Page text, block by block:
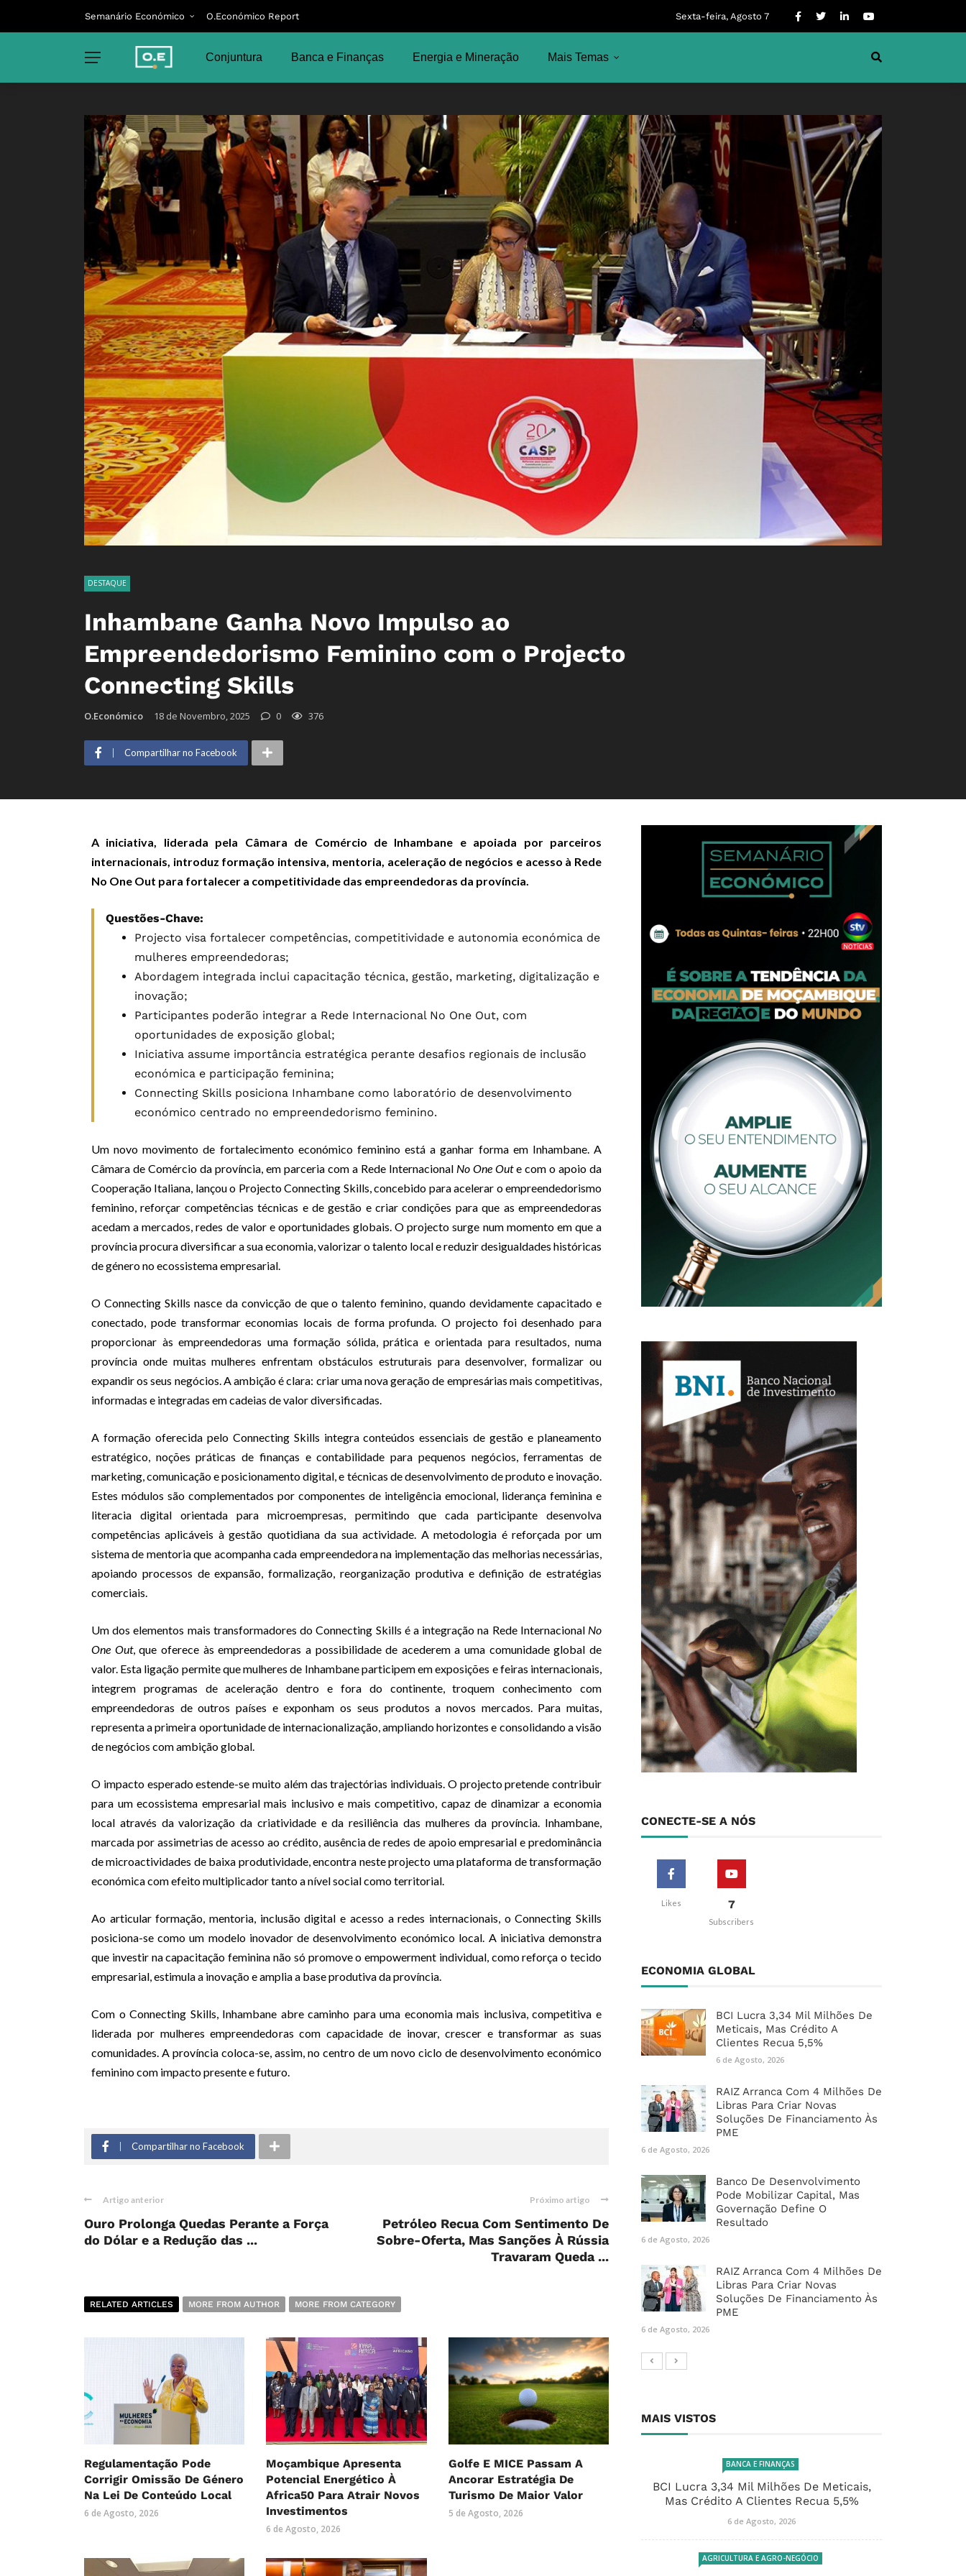
Semanário Económico O.Económico Report Sexta-feira, Agosto 7
Conjuntura Banca e Finanças Energia e Mineração Mais Temas
DESTAQUE
Inhambane Ganha Novo Impulso ao
Empreendedorismo Feminino com o Projecto
Connecting Skills
O.Económico 18 de Novembro, 2025 0 376
Compartilhar no Facebook
A iniciativa, liderada pela Câmara de Comércio de Inhambane e apoiada por parceiros
internacionais, introduz formação intensiva, mentoria, aceleração de negócios e acesso à Rede
No One Out para fortalecer a competitividade das empreendedoras da província.
Questões-Chave:
Projecto visa fortalecer competências, competitividade e autonomia económica de
mulheres empreendedoras;
Abordagem integrada inclui capacitação técnica, gestão, marketing, digitalização e
inovação;
Participantes poderão integrar a Rede Internacional No One Out, com
oportunidades de exposição global;
Iniciativa assume importância estratégica perante desafios regionais de inclusão
económica e participação feminina;
Connecting Skills posiciona Inhambane como laboratório de desenvolvimento
económico centrado no empreendedorismo feminino.
Um novo movimento de fortalecimento económico feminino está a ganhar forma em Inhambane. A
Câmara de Comércio da província, em parceria com a Rede Internacional No One Oute com o apoio da
Cooperação Italiana, lançou o Projecto Connecting Skills, concebido para acelerar o empreendedorismo
feminino, reforçar competências técnicas e de gestão e criar condições para que as empreendedoras
acedam a mercados, redes de valor e oportunidades globais. O projecto surge num momento em que a
província procura diversificar a sua economia, valorizar o talento local e reduzir desigualdades históricas
de género no ecossistema empresarial.
O Connecting Skills nasce da convicção de que o talento feminino, quando devidamente capacitado e
conectado, pode transformar economias locais de forma profunda. O projecto foi desenhado para
proporcionar às empreendedoras uma formação sólida, prática e orientada para resultados, numa
província onde muitas mulheres enfrentam obstáculos estruturais para desenvolver, formalizar ou
expandir os seus negócios. A ambição é clara: criar uma nova geração de empresárias mais competitivas,
informadas e integradas em cadeias de valor diversificadas.
A formação oferecida pelo Connecting Skills integra conteúdos essenciais de gestão e planeamento
estratégico, noções práticas de finanças e contabilidade para pequenos negócios, ferramentas de
marketing, comunicação e posicionamento digital, e técnicas de desenvolvimento de produto e inovação.
Estes módulos são complementados por componentes de inteligência emocional, liderança feminina e
literacia digital orientada para microempresas, permitindo que cada participante desenvolva
competências aplicáveis à gestão quotidiana da sua actividade. A metodologia é reforçada por um
sistema de mentoria que acompanha cada empreendedora na implementação das melhorias necessárias,
apoiando processos de expansão, formalização, reorganização produtiva e definição de estratégias
comerciais.
Um dos elementos mais transformadores do Connecting Skills é a integração na Rede Internacional No
One Out, que oferece às empreendedoras a possibilidade de acederem a uma comunidade global de
valor. Esta ligação permite que mulheres de Inhambane participem em exposições e feiras internacionais,
integrem programas de aceleração dentro e fora do continente, troquem conhecimento com
empreendedoras de outros países e exponham os seus produtos a novos mercados. Para muitas,
representa a primeira oportunidade de internacionalização, ampliando horizontes e consolidando a visão
de negócios com ambição global.
O impacto esperado estende-se muito além das trajectórias individuais. O projecto pretende contribuir
para um ecossistema empresarial mais inclusivo e mais competitivo, capaz de dinamizar a economia
local através da valorização da criatividade e da resiliência das mulheres da província. Inhambane,
marcada por assimetrias de acesso ao crédito, ausência de redes de apoio empresarial e predominância
de microactividades de baixa produtividade, encontra neste projecto uma plataforma de transformação
económica com efeito multiplicador tanto a nível social como territorial.
Ao articular formação, mentoria, inclusão digital e acesso a redes internacionais, o Connecting Skills
posiciona-se como um modelo inovador de desenvolvimento económico local. A iniciativa demonstra
que investir na capacitação feminina não só promove o empowerment individual, como reforça o tecido
empresarial, estimula a inovação e amplia a base produtiva da província.
Com o Connecting Skills, Inhambane abre caminho para uma economia mais inclusiva, competitiva e
liderada por mulheres empreendedoras com capacidade de inovar, crescer e transformar as suas
comunidades. A província coloca-se, assim, no centro de um novo ciclo de desenvolvimento económico
feminino com impacto presente e futuro.
Compartilhar no Facebook
Artigo anterior
Ouro Prolonga Quedas Perante a Força
do Dólar e a Redução das ...
Próximo artigo
Petróleo Recua Com Sentimento De
Sobre-Oferta, Mas Sanções À Rússia
Travaram Queda ...
RELATED ARTICLES MORE FROM AUTHOR MORE FROM CATEGORY
Regulamentação Pode
Corrigir Omissão De Género
Na Lei De Conteúdo Local
6 de Agosto, 2026
Moçambique Apresenta
Potencial Energético À
Africa50 Para Atrair Novos
Investimentos
6 de Agosto, 2026
Golfe E MICE Passam A
Ancorar Estratégia De
Turismo De Maior Valor
5 de Agosto, 2026
CONECTE-SE A NÓS
Likes 7
Subscribers
ECONOMIA GLOBAL
BCI Lucra 3,34 Mil Milhões De
Meticais, Mas Crédito A
Clientes Recua 5,5%
6 de Agosto, 2026
RAIZ Arranca Com 4 Milhões De
Libras Para Criar Novas
Soluções De Financiamento Às
PME
6 de Agosto, 2026
Banco De Desenvolvimento
Pode Mobilizar Capital, Mas
Governação Define O
Resultado
6 de Agosto, 2026
RAIZ Arranca Com 4 Milhões De
Libras Para Criar Novas
Soluções De Financiamento Às
PME
6 de Agosto, 2026
MAIS VISTOS
BANCA E FINANÇAS
BCI Lucra 3,34 Mil Milhões De Meticais,
Mas Crédito A Clientes Recua 5,5%
6 de Agosto, 2026
AGRICULTURA E AGRO-NEGÓCIO